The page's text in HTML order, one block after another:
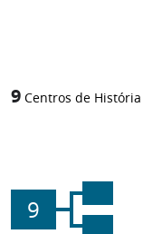
9 Centros de
9